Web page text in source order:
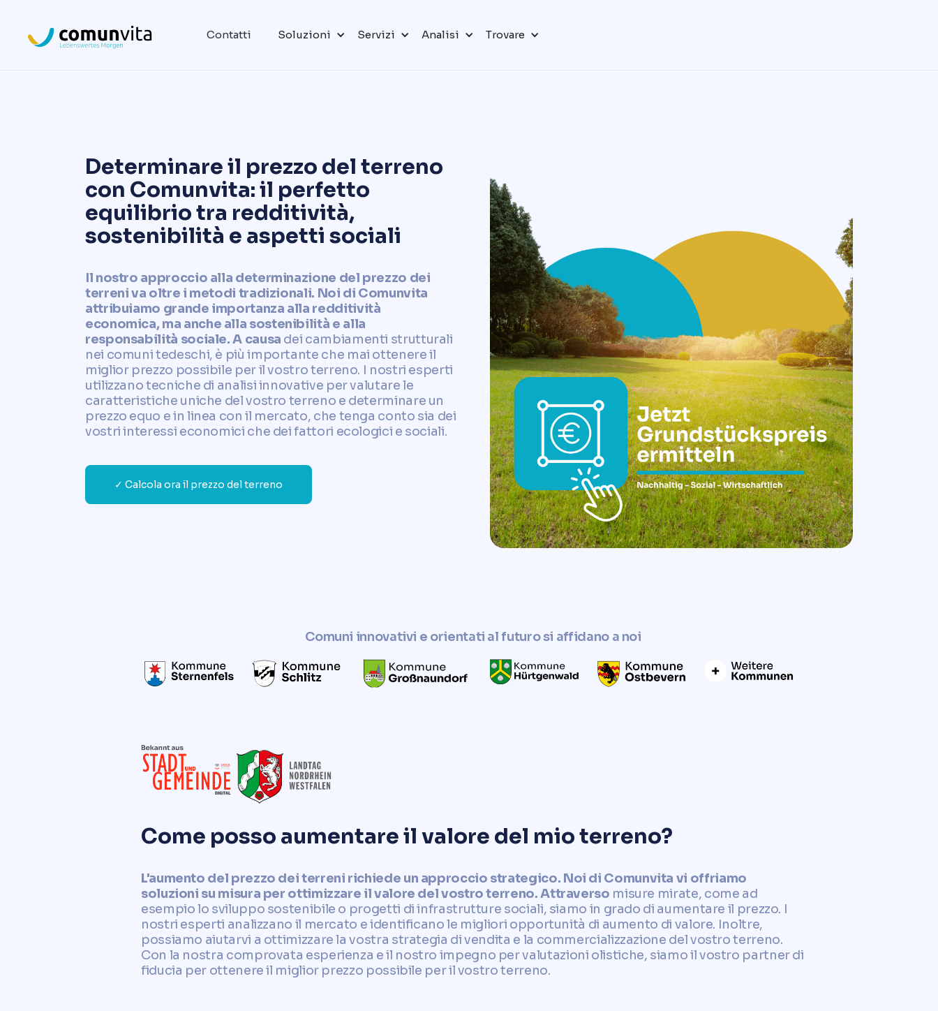
Contatti Soluzioni Servizi Analisi Trovare
Determinare il prezzo del terreno
con Comunvita: il perfetto
equilibrio tra redditività,
sostenibilità e aspetti sociali
Il nostro approccio alla determinazione del prezzo dei
terreni va oltre i metodi tradizionali. Noi di Comunvita
attribuiamo grande importanza alla redditività
economica, ma anche alla sostenibilità e alla
responsabilità sociale. A causa dei cambiamenti strutturali
nei comuni tedeschi, è più importante che mai ottenere il
miglior prezzo possibile per il vostro terreno. I nostri esperti
utilizzano tecniche di analisi innovative per valutare le
caratteristiche uniche del vostro terreno e determinare un
prezzo equo e in linea con il mercato, che tenga conto sia dei
vostri interessi economici che dei fattori ecologici e sociali.
✓ Calcola ora il prezzo del terreno
Comuni innovativi e orientati al futuro si affidano a noi
Come posso aumentare il valore del mio terreno?
L'aumento del prezzo dei terreni richiede un approccio strategico. Noi di Comunvita vi offriamo
soluzioni su misura per ottimizzare il valore del vostro terreno. Attraverso misure mirate, come ad
esempio lo sviluppo sostenibile o progetti di infrastrutture sociali, siamo in grado di aumentare il prezzo. I
nostri esperti analizzano il mercato e identificano le migliori opportunità di aumento di valore. Inoltre,
possiamo aiutarvi a ottimizzare la vostra strategia di vendita e la commercializzazione del vostro terreno.
Con la nostra comprovata esperienza e il nostro impegno per valutazioni olistiche, siamo il vostro partner di
fiducia per ottenere il miglior prezzo possibile per il vostro terreno.